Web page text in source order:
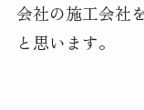
会社の施工会社
と思います。